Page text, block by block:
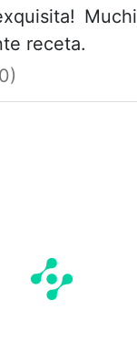
receta.
not